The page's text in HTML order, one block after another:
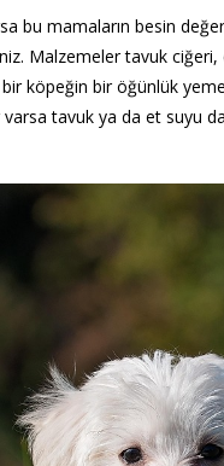
bu mamaların besin
Malzemeler tavuk
köpeğin bir öğünlük
varsa tavuk ya da et suyu